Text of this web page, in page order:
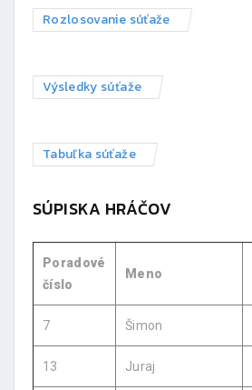
Rozlosovanie súťaže
Výsledky súťaže
Tabuľka súťaže
SÚPISKA HRÁČOV
Poradové
číslo
Meno
7 Šimon
13 Juraj